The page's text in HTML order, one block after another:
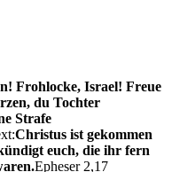
Frohlocke, Israel! Freue
du Tochter
Strafe
Christus ist gekommen
euch, die ihr fern
Epheser 2,17